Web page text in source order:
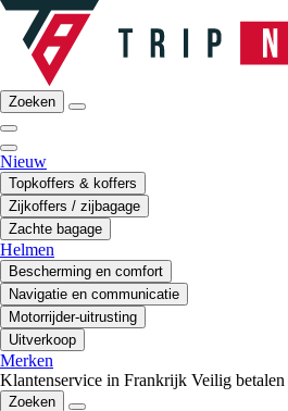
Zoeken
Nieuw
Topkoffers & koffers
Zijkoffers / zijbagage
Zachte bagage
Helmen
Bescherming en comfort
Navigatie en communicatie
Motorrijder-uitrusting
Uitverkoop
Merken
Klantenservice in Frankrijk Veilig betalen
Zoeken